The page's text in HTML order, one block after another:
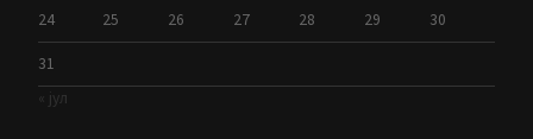
24 25 26 27 28 29 30
31
« јул